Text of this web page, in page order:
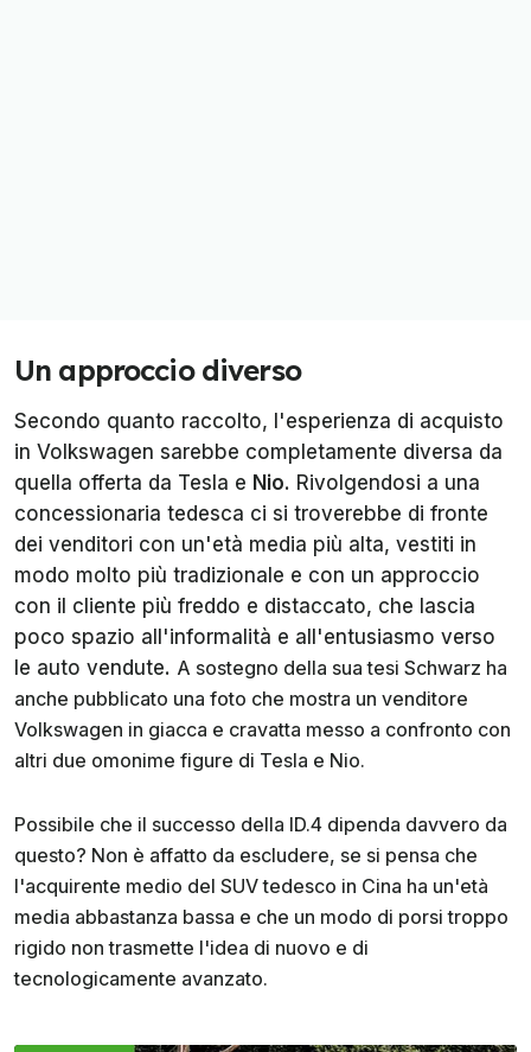
Un approccio diverso
Secondo quanto raccolto, l'esperienza di acquisto
in Volkswagen sarebbe completamente diversa da
quella offerta da Tesla e Nio. Rivolgendosi a una
concessionaria tedesca ci si troverebbe di fronte
dei venditori con un'età media più alta, vestiti in
modo molto più tradizionale e con un approccio
con il cliente più freddo e distaccato, che lascia
poco spazio all'informalità e all'entusiasmo verso
le auto vendute. A sostegno della sua tesi Schwarz ha
anche pubblicato una foto che mostra un venditore
Volkswagen in giacca e cravatta messo a confronto con
altri due omonime figure di Tesla e Nio.
Possibile che il successo della ID.4 dipenda davvero da
questo? Non è affatto da escludere, se si pensa che
l'acquirente medio del SUV tedesco in Cina ha un'età
media abbastanza bassa e che un modo di porsi troppo
rigido non trasmette l'idea di nuovo e di
tecnologicamente avanzato.